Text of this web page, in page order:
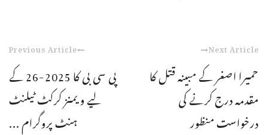
Previous Article
پی سی بی کا 2025-26 کے
لیے ویمنز کرکٹ ٹیلنٹ
ہنٹ پروگرام ...
Next Article
حمیرا اصغر کے مبینہ قتل کا
مقدمہ درج کرنے کی
درخواست منظور